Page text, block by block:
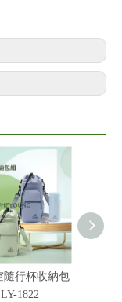
隨行杯收納包
1822